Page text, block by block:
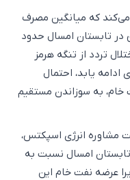
که میانگین مصرف
در تابستان امسال حدود
اگر اختلال تردد از تنگه هرمز
یابد، احتمال
خام، به سوزاندن مستقیم
انرژی اسپکتس،
امسال نسبت به
زیرا عرضه نفت خام این